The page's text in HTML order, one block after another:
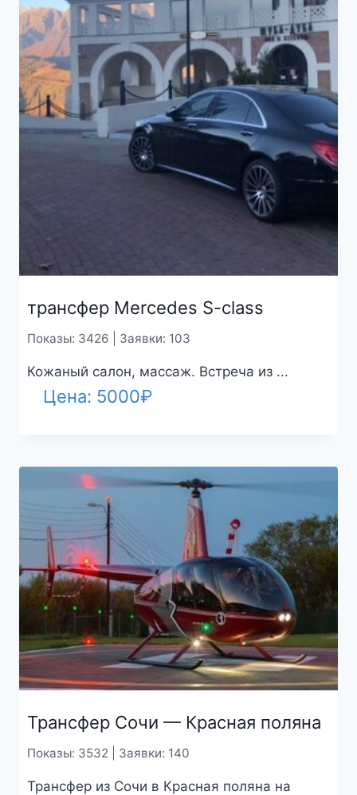
трансфер Mercedes S-class
Показы: 3426 | Заявки: 103
Кожаный салон, массаж. Встреча из ...
Цена: 5000₽
Трансфер Сочи — Красная поляна
Показы: 3532 | Заявки: 140
Трансфер из Сочи в Красная поляна на